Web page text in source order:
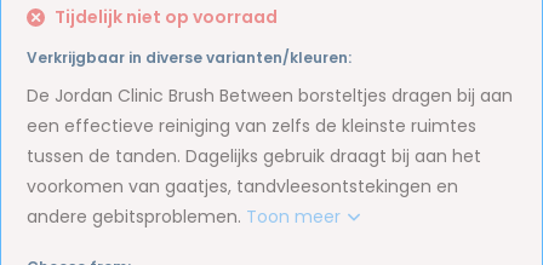
Tijdelijk niet op voorraad
Verkrijgbaar in diverse varianten/kleuren:
De Jordan Clinic Brush Between borsteltjes dragen bij aan
een effectieve reiniging van zelfs de kleinste ruimtes
tussen de tanden. Dagelijks gebruik draagt bij aan het
voorkomen van gaatjes, tandvleesontstekingen en
andere gebitsproblemen. Toon meer